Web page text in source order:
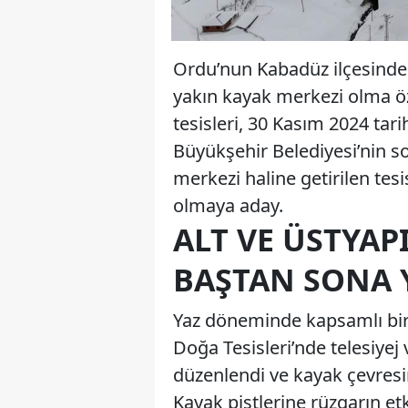
Ordu’nun Kabadüz
yakın kayak merkezi olma
tesisleri, 30 Kasım 2024
Büyükşehir Belediyesi’nin
merkezi haline getirilen
olmaya aday.
ALT VE
BAŞTAN SONA
Yaz döneminde kapsamlı
Doğa Tesisleri’nde
düzenlendi ve kayak
Kayak pistlerine rüzgarın